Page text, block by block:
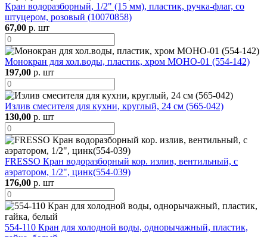
Кран водоразборный, 1/2" (15 мм), пластик, ручка-флаг, со
штуцером, розовый (10070858)
67,00 р. шт
Монокран для хол.воды, пластик, хром МОНО-01 (554-142)
197,00 р. шт
Излив смесителя для кухни, круглый, 24 см (565-042)
130,00 р. шт
FRESSO Кран водоразборный кор. излив, вентильный, с
аэратором, 1/2", цинк(554-039)
176,00 р. шт
554-110 Кран для холодной воды, однорычажный, пластик,